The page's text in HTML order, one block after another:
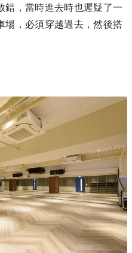
錯，當時進去時也遲疑了一
場，必須穿越過去，然後搭